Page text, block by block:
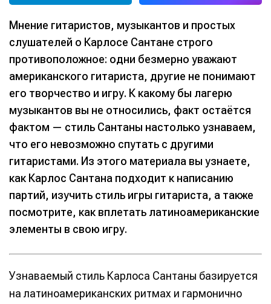
Мнение гитаристов, музыкантов и простых
слушателей о Карлосе Сантане строго
противоположное: одни безмерно уважают
американского гитариста, другие не понимают
его творчество и игру. К какому бы лагерю
музыкантов вы не относились, факт остаётся
фактом — стиль Сантаны настолько узнаваем,
что его невозможно спутать с другими
гитаристами. Из этого материала вы узнаете,
как Карлос Сантана подходит к написанию
партий, изучить стиль игры гитариста, а также
посмотрите, как вплетать латиноамериканские
элементы в свою игру.
Узнаваемый стиль Карлоса Сантаны базируется
на латиноамериканских ритмах и гармонично